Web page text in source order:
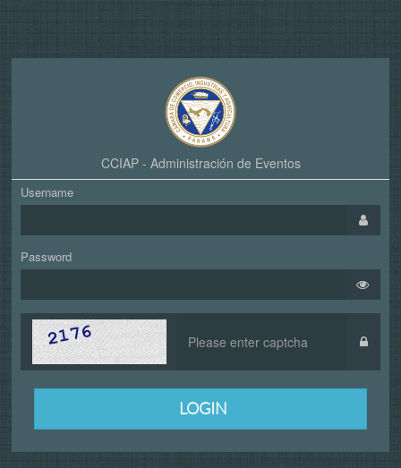
CCIAP - Administración de Eventos
Username
Password
LOGIN